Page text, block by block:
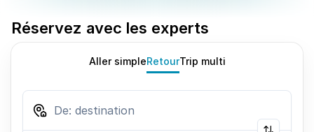
Réservez avec les experts
Aller simpleRetourTrip multi